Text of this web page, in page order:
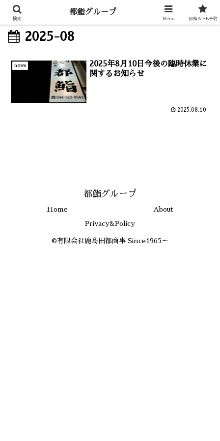
2025-08
news
2025年8月10日今後の臨時休業に
関するお知らせ
2025.08.10
都鮨グループ
Home About
Privacy&Policy
©有限会社鹿島田都商事 Since1965～
検索
都鮨グループ
Menu 都鮨WEB予約